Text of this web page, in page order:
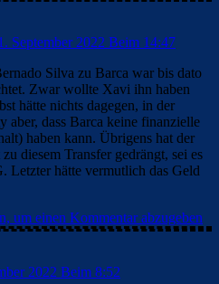
September 2022 Beim 14:47
Silva zu Barca war bis dato
Zwar wollte Xavi ihn haben
hätte nichts dagegen, in der
aber, dass Barca keine finanzielle
haben kann. Übrigens hat der
diesem Transfer gedrängt, sei es
Letzter hätte vermutlich das Geld
um einen Kommentar abzugeben
2022 Beim 8:52